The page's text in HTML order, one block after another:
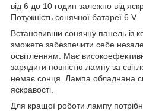
від 6 до 10 годин залежно від
Потужність сонячної батареї 6 V.
Встановивши сонячну панель із
зможете забезпечити себе
освітленням. Має
зарядити повністю лампу за
немає сонця. Лампа обладнана
яскравості.
Для кращої роботи лампу